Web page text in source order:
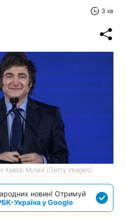
3 хв
Мілей (Getty Images)
новин! Отримуй
Україна у Google